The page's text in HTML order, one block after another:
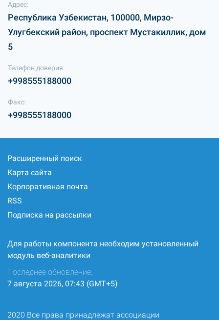
Адрес:
Республика Узбекистан, 100000, Мирзо-
Улугбекский район, проспект Мустакиллик, дом
5
Телефон доверия:
+998555188000
Факс:
+998555188000
Расширенный поиск
Карта сайта
Корпоративная почта
RSS
Подписка на рассылки
Для работы компонента необходим установленный
модуль веб-аналитики
Последнее обновление:
7 августа 2026, 07:43 (GMT+5)
2020 Все права принадлежат ассоциации